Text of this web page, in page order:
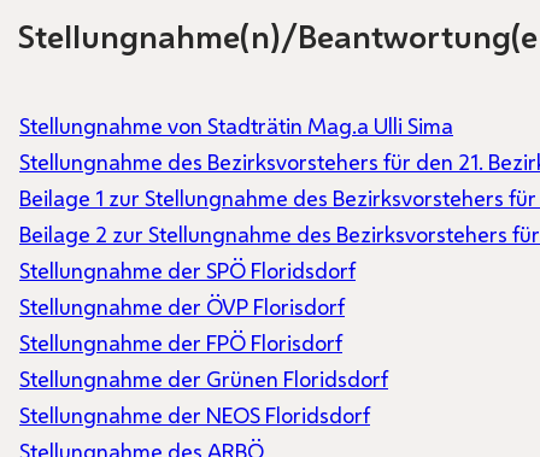
Stellungnahme(n)/
Stellungnahme von Stadträtin Mag.a Ulli Sima
Stellungnahme des Bezirksvorstehers für den 21.
Beilage 1 zur Stellungnahme des
Beilage 2 zur Stellungnahme des Bezirksvorstehers
Stellungnahme der SPÖ Floridsdorf
Stellungnahme der ÖVP Florisdorf
Stellungnahme der FPÖ Florisdorf
Stellungnahme der Grünen Floridsdorf
Stellungnahme der NEOS Floridsdorf
Stellungnahme des ARBÖ